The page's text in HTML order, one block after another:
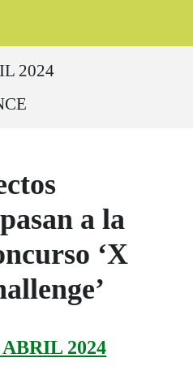
2024
a la
‘X
2024